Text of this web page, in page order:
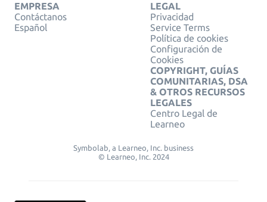
EMPRESA
Contáctanos
Español
LEGAL
Privacidad
Service Terms
Política de cookies
Configuración de
Cookies
COPYRIGHT, GUÍAS
COMUNITARIAS, DSA
& OTROS RECURSOS
LEGALES
Centro Legal de
Learneo
Symbolab, a Learneo, Inc. business
© Learneo, Inc. 2024